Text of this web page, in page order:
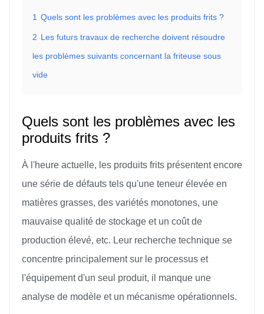
1 Quels sont les problèmes avec les produits frits ?
2 Les futurs travaux de recherche doivent résoudre
les problèmes suivants concernant la friteuse sous
vide
Quels sont les problèmes avec les
produits frits ?
À l'heure actuelle, les produits frits présentent encore
une série de défauts tels qu'une teneur élevée en
matières grasses, des variétés monotones, une
mauvaise qualité de stockage et un coût de
production élevé, etc. Leur recherche technique se
concentre principalement sur le processus et
l'équipement d'un seul produit, il manque une
analyse de modèle et un mécanisme opérationnels.